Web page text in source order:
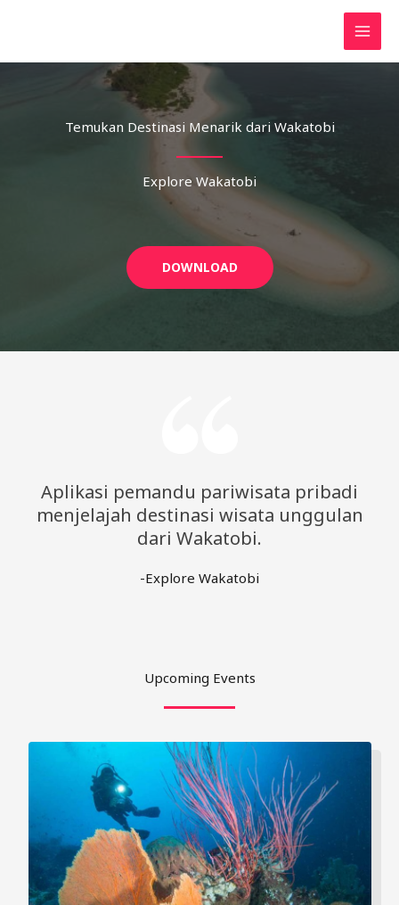
Temukan Destinasi Menarik dari Wakatobi
Explore Wakatobi
DOWNLOAD
Aplikasi pemandu pariwisata pribadi
menjelajah destinasi wisata unggulan
dari Wakatobi.
-Explore Wakatobi
Upcoming Events